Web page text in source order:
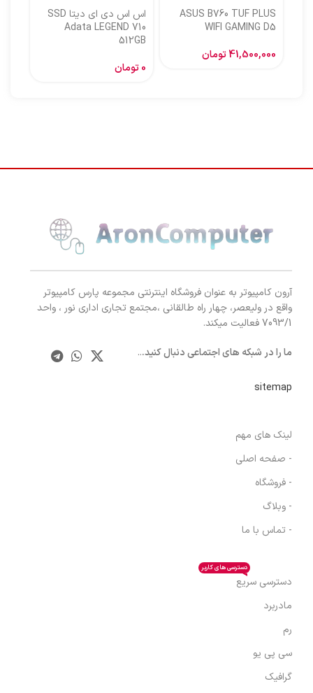
ASUS B760 TUF PLUS
WIFI GAMING D5
41,500,000تومان
اس اس دی ای دیتا SSD
Adata LEGEND 710
512GB
0تومان
آرون کامپیوتر به عنوان فروشگاه اینترنتی مجموعه پارس کامپیوتر
واقع در ولیعصر، چهار راه طالقانی ،مجتمع تجاری اداری نور ، واحد
7093/1 فعالیت میکند.
ما را در شبکه های اجتماعی دنبال کنید...
sitemap
لینک های مهم
- صفحه اصلی
- فروشگاه
- وبلاگ
- تماس با ما
دسترسی سریع
دسترسی های کاربر
مادربرد
رم
سی پی یو
گرافیک